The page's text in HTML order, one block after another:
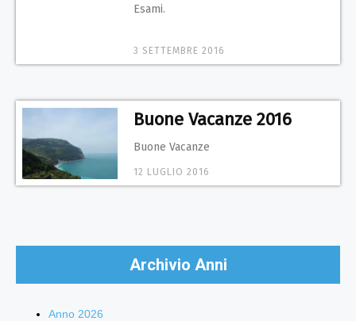
Esami.
3 SETTEMBRE 2016
Buone Vacanze 2016
Buone Vacanze
12 LUGLIO 2016
Archivio Anni
Anno 2026